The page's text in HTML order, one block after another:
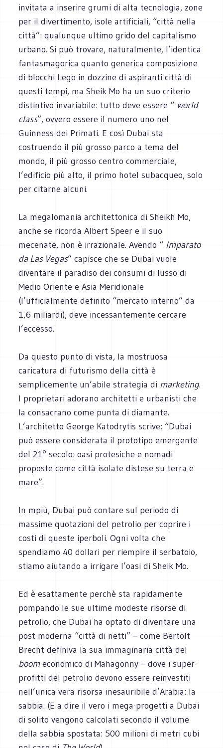
invitata a inserire grumi di alta tecnologia, zone
per il divertimento, isole artificiali, “città nella
città”: qualunque ultimo grido del capitalismo
urbano. Si può trovare, naturalmente, l’identica
fantasmagorica quanto generica composizione
di blocchi Lego in dozzine di aspiranti città di
questi tempi, ma Sheik Mo ha un suo criterio
distintivo invariabile: tutto deve essere “ world
class”, ovvero essere il numero uno nel
Guinness dei Primati. E così Dubai sta
costruendo il più grosso parco a tema del
mondo, il più grosso centro commerciale,
l’edificio più alto, il primo hotel subacqueo, solo
per citarne alcuni.
La megalomania architettonica di Sheikh Mo,
anche se ricorda Albert Speer e il suo
mecenate, non è irrazionale. Avendo “ Imparato
da Las Vegas” capisce che se Dubai vuole
diventare il paradiso dei consumi di lusso di
Medio Oriente e Asia Meridionale
(l’ufficialmente definito “mercato interno” da
1,6 miliardi), deve incessantemente cercare
l’eccesso.
Da questo punto di vista, la mostruosa
caricatura di futurismo della città è
semplicemente un’abile strategia di marketing.
I proprietari adorano architetti e urbanisti che
la consacrano come punta di diamante.
L’architetto George Katodrytis scrive: “Dubai
può essere considerata il prototipo emergente
del 21° secolo: oasi protesiche e nomadi
proposte come città isolate distese su terra e
mare”.
In mpiù, Dubai può contare sul periodo di
massime quotazioni del petrolio per coprire i
costi di queste iperboli. Ogni volta che
spendiamo 40 dollari per riempire il serbatoio,
stiamo aiutando a irrigare l’oasi di Sheik Mo.
Ed è esattamente perchè sta rapidamente
pompando le sue ultime modeste risorse di
petrolio, che Dubai ha optato di diventare una
post moderna “città di netti” – come Bertolt
Brecht definiva la sua immaginaria città del
boomeconomico di Mahagonny – dove i super-
profitti del petrolio devono essere reinvestiti
nell’unica vera risorsa inesauribile d’Arabia: la
sabbia. (E a dire il vero i mega-progetti a Dubai
di solito vengono calcolati secondo il volume
della sabbia spostata: 500 milioni di metri cubi